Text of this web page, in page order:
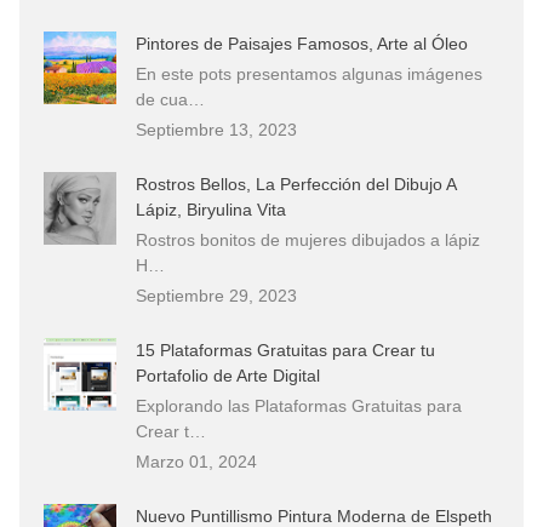
Pintores de Paisajes Famosos, Arte al Óleo
En este pots presentamos algunas imágenes
de cua…
Septiembre 13, 2023
Rostros Bellos, La Perfección del Dibujo A
Lápiz, Biryulina Vita
Rostros bonitos de mujeres dibujados a lápiz
H…
Septiembre 29, 2023
15 Plataformas Gratuitas para Crear tu
Portafolio de Arte Digital
Explorando las Plataformas Gratuitas para
Crear t…
Marzo 01, 2024
Nuevo Puntillismo Pintura Moderna de Elspeth